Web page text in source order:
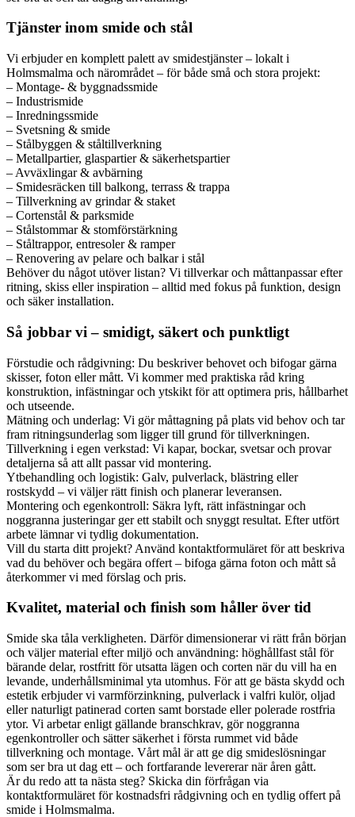
Tjänster inom smide och stål
Vi erbjuder en komplett palett av smidestjänster – lokalt i
Holmsmalma och närområdet – för både små och stora projekt:
– Montage- & byggnadssmide
– Industrismide
– Inredningssmide
– Svetsning & smide
– Stålbyggen & ståltillverkning
– Metallpartier, glaspartier & säkerhetspartier
– Avväxlingar & avbärning
– Smidesräcken till balkong, terrass & trappa
– Tillverkning av grindar & staket
– Cortenstål & parksmide
– Stålstommar & stomförstärkning
– Ståltrappor, entresoler & ramper
– Renovering av pelare och balkar i stål
Behöver du något utöver listan? Vi tillverkar och måttanpassar efter
ritning, skiss eller inspiration – alltid med fokus på funktion, design
och säker installation.
Så jobbar vi – smidigt, säkert och punktligt
Förstudie och rådgivning: Du beskriver behovet och bifogar gärna
skisser, foton eller mått. Vi kommer med praktiska råd kring
konstruktion, infästningar och ytskikt för att optimera pris, hållbarhet
och utseende.
Mätning och underlag: Vi gör måttagning på plats vid behov och tar
fram ritningsunderlag som ligger till grund för tillverkningen.
Tillverkning i egen verkstad: Vi kapar, bockar, svetsar och provar
detaljerna så att allt passar vid montering.
Ytbehandling och logistik: Galv, pulverlack, blästring eller
rostskydd – vi väljer rätt finish och planerar leveransen.
Montering och egenkontroll: Säkra lyft, rätt infästningar och
noggranna justeringar ger ett stabilt och snyggt resultat. Efter utfört
arbete lämnar vi tydlig dokumentation.
Vill du starta ditt projekt? Använd kontaktformuläret för att beskriva
vad du behöver och begära offert – bifoga gärna foton och mått så
återkommer vi med förslag och pris.
Kvalitet, material och finish som håller över tid
Smide ska tåla verkligheten. Därför dimensionerar vi rätt från början
och väljer material efter miljö och användning: höghållfast stål för
bärande delar, rostfritt för utsatta lägen och corten när du vill ha en
levande, underhållsminimal yta utomhus. För att ge bästa skydd och
estetik erbjuder vi varmförzinkning, pulverlack i valfri kulör, oljad
eller naturligt patinerad corten samt borstade eller polerade rostfria
ytor. Vi arbetar enligt gällande branschkrav, gör noggranna
egenkontroller och sätter säkerhet i första rummet vid både
tillverkning och montage. Vårt mål är att ge dig smideslösningar
som ser bra ut dag ett – och fortfarande levererar när åren gått.
Är du redo att ta nästa steg? Skicka din förfrågan via
kontaktformuläret för kostnadsfri rådgivning och en tydlig offert på
smide i Holmsmalma.